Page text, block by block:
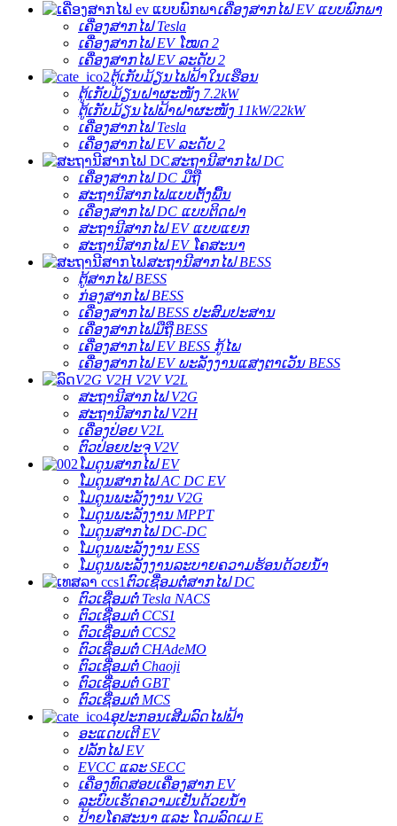
ເຄື່ອງສາກໄຟ EV ແບບພົກພາ
ເຄື່ອງສາກໄຟ Tesla
ເຄື່ອງສາກໄຟ EV ໂໝດ 2
ເຄື່ອງສາກໄຟ EV ລະດັບ 2
ຕູ້ເກັບມ້ຽນໄຟຟ້າໃນເຮືອນ
ຕູ້ເກັບມ້ຽນຝາຜະໜັງ 7.2kW
ຕູ້ເກັບມ້ຽນໄຟຟ້າຝາຜະໜັງ 11kW/22kW
ເຄື່ອງສາກໄຟ Tesla
ເຄື່ອງສາກໄຟ EV ລະດັບ 2
ສະຖານີສາກໄຟ DC
ເຄື່ອງສາກໄຟ DC ມືຖື
ສະຖານີສາກໄຟແບບຕັ້ງພື້ນ
ເຄື່ອງສາກໄຟ DC ແບບຕິດຝາ
ສະຖານີສາກໄຟ EV ແບບແຍກ
ສະຖານີສາກໄຟ EV ໂຄສະນາ
ສະຖານີສາກໄຟ BESS
ຕູ້ສາກໄຟ BESS
ກ່ອງສາກໄຟ BESS
ເຄື່ອງສາກໄຟ BESS ປະສົມປະສານ
ເຄື່ອງສາກໄຟມືຖື BESS
ເຄື່ອງສາກໄຟ EV BESS ກູ້ໄພ
ເຄື່ອງສາກໄຟ EV ພະລັງງານແສງຕາເວັນ BESS
V2G V2H V2V V2L
ສະຖານີສາກໄຟ V2G
ສະຖານີສາກໄຟ V2H
ເຄື່ອງປ່ອຍ V2L
ຕົວປ່ອຍປະຈຸ V2V
ໂມດູນສາກໄຟ EV
ໂມດູນສາກໄຟ AC DC EV
ໂມດູນພະລັງງານ V2G
ໂມດູນພະລັງງານ MPPT
ໂມດູນສາກໄຟ DC-DC
ໂມດູນພະລັງງານ ESS
ໂມດູນພະລັງງານລະບາຍຄວາມຮ້ອນດ້ວຍນ້ຳ
ຕົວເຊື່ອມຕໍ່ສາກໄຟ DC
ຕົວເຊື່ອມຕໍ່ Tesla NACS
ຕົວເຊື່ອມຕໍ່ CCS1
ຕົວເຊື່ອມຕໍ່ CCS2
ຕົວເຊື່ອມຕໍ່ CHAdeMO
ຕົວເຊື່ອມຕໍ່ Chaoji
ຕົວເຊື່ອມຕໍ່ GBT
ຕົວເຊື່ອມຕໍ່ MCS
ອຸປະກອນເສີມລົດໄຟຟ້າ
ອະແດບເຕີ EV
ປລັກໄຟ EV
EVCC ແລະ SECC
ເຄື່ອງທົດສອບເຄື່ອງສາກ EV
ລະບົບເຮັດຄວາມເຢັນດ້ວຍນ້ຳ
ປ້າຍໂຄສະນາ ແລະ ໂດມລົດເມ E